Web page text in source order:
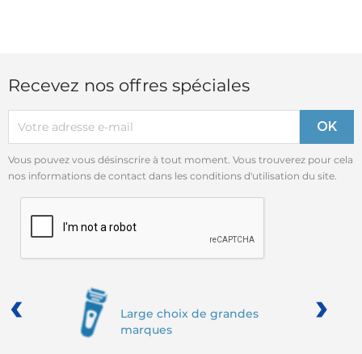
Recevez nos offres spéciales
Vous pouvez vous désinscrire à tout moment. Vous trouverez pour cela
nos informations de contact dans les conditions d'utilisation du site.
Large choix de grandes
marques
‹ ›